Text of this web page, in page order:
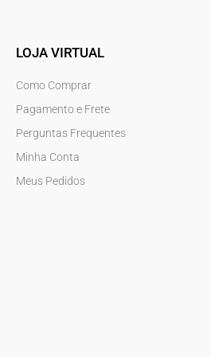
LOJA VIRTUAL
Como Comprar
Pagamento e Frete
Perguntas Frequentes
Minha Conta
Meus Pedidos